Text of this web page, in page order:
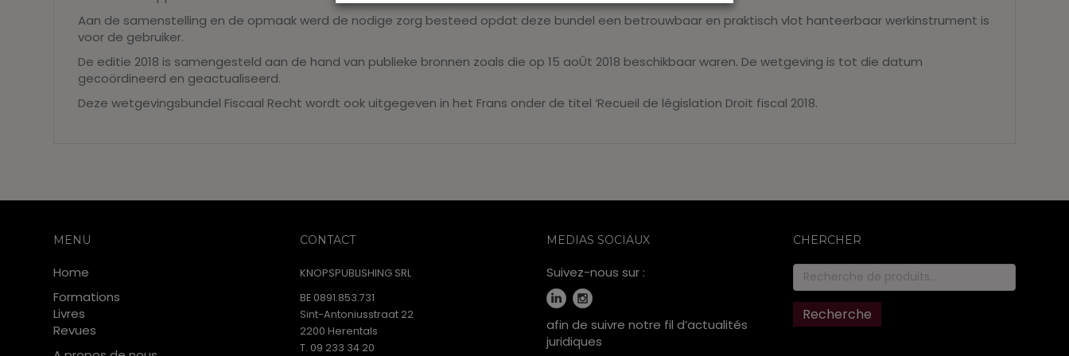
Aan de samenstelling en de opmaak werd de nodige zorg besteed opdat deze bundel een betrouwbaar en praktisch vlot hanteerbaar werkinstrument is
voor de gebruiker.
De editie 2018 is samengesteld aan de hand van publieke bronnen zoals die op 15 aoÛt 2018 beschikbaar waren. De wetgeving is tot die datum
gecoördineerd en geactualiseerd.
Deze wetgevingsbundel Fiscaal Recht wordt ook uitgegeven in het Frans onder de titel ‘Recueil de législation Droit fiscal 2018.
MENU
Home
Formations
Livres
Revues
CONTACT
KNOPSPUBLISHING SRL
BE 0891.853.731
Sint-Antoniusstraat 22
2200 Herentals
T. 09 233 34 20
MEDIAS SOCIAUX
Suivez-nous sur :
afin de suivre notre fil d’actualités
juridiques
CHERCHER
Recherche
pour :
Recherche